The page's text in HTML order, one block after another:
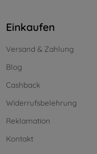
Einkaufen
Versand & Zahlung
Blog
Cashback
Widerrufsbelehrung
Reklamation
Kontakt